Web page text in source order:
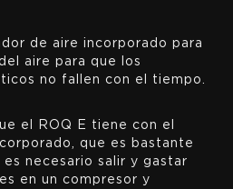
de aire incorporado para
aire para que los
no fallen con el tiempo.
el ROQ E tiene con el
que es bastante
necesario salir y gastar
en un compresor y